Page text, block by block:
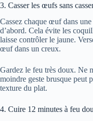
3. Casser les œufs sans
Cassez chaque œuf dans
d’abord. Cela évite les
laisse contrôler le jaune.
œuf dans un creux.
Gardez le feu très doux. Ne
moindre geste brusque peut
texture du plat.
4. Cuire 12 minutes à feu